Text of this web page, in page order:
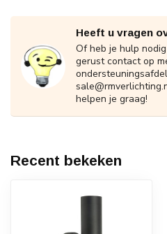
Heeft u vragen
Of heb je hulp
gerust contact op
helpen je graag!
Recent bekeken